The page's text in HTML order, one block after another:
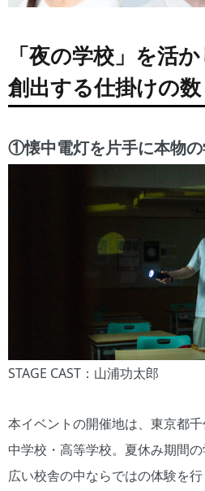
「夜の学校」を活
創出する仕掛けの数
①懐中電灯を片手に本物の
STAGE CAST：山浦功太郎
本イベントの開催地は、東京都
中学校・高等学校。夏休み期間
広い校舎の中ならではの体験を行